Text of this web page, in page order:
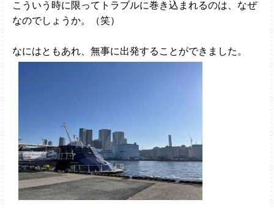
こういう時に限ってトラブルに巻き込まれるのは、なぜ
なのでしょうか。（笑）
なにはともあれ、無事に出発することができました。